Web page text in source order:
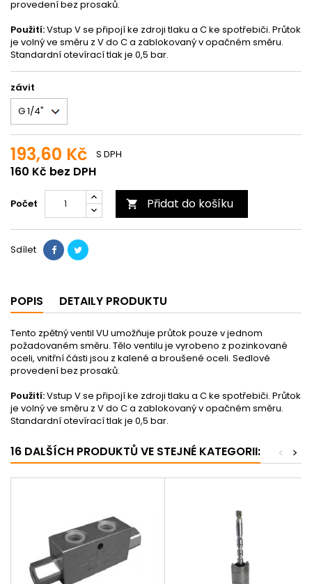
provedení bez prosaků.
Použití:Vstup V se připojí ke zdroji tlaku a C ke spotřebiči. Průtok
je volný ve směru z V do C a zablokovaný v opačném směru.
Standardní otevírací tlak je 0,5 bar.
závit
193,60 Kč
160 Kč bez DPH
S DPH
Počet  Přidat do košíku
Sdílet
POPIS DETAILY PRODUKTU
Tento zpětný ventil VU umožňuje průtok pouze v jednom
požadovaném směru. Tělo ventilu je vyrobeno z pozinkované
oceli, vnitřní části jsou z kalené a broušené oceli. Sedlové
provedení bez prosaků.
Použití:Vstup V se připojí ke zdroji tlaku a C ke spotřebiči. Průtok
je volný ve směru z V do C a zablokovaný v opačném směru.
Standardní otevírací tlak je 0,5 bar.
16 DALŠÍCH PRODUKTŮ VE STEJNÉ KATEGORII: >
<